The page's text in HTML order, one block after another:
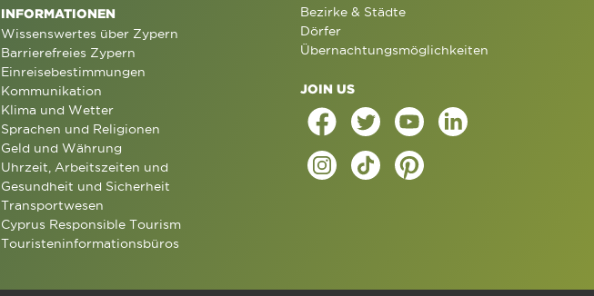
INFORMATIONEN
Wissenswertes über Zypern
Barrierefreies Zypern
Einreisebestimmungen
Kommunikation
Klima und Wetter
Sprachen und Religionen
Geld und Währung
Uhrzeit, Arbeitszeiten und
Gesundheit und Sicherheit
Transportwesen
Cyprus Responsible Tourism
Touristeninformationsbüros
Bezirke & Städte
Dörfer
Übernachtungsmöglichkeiten
JOIN US